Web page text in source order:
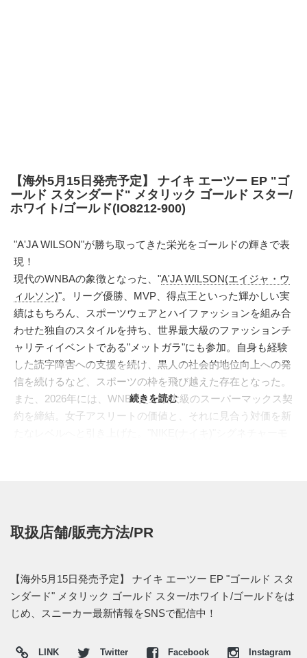
【海外5月15日発売予定】 ナイキ エーツー EP "ゴ
ールド スタンダード" メタリック ゴールド スター/
ホワイト/ゴールド(IO8212-900)
"A'JA WILSON"が勝ち取ってきた栄光をゴールドの輝きで表
現！
現代のWNBAの象徴となった、"A'JA WILSON(エイジャ・ウ
ィルソン)"。リーグ優勝、MVP、得点王といった輝かしい実
績はもちろん、スポーツウェアとハイファッションを組み合
わせた独自のスタイルを持ち、世界最大級のファッションチ
ャリティイベントである"メットガラ"にも参加。自身も経験
した読字障害への支援を続け、黒人の社会的地位向上への発
信を続けるなど、スポーツの枠を飛び越えた存在となった。
また、2026年には、WNBA史上最大級のスーパーマックス契
約を締結。女子アスリートの価値と、それに見合う対価を新
トを採用。年々プレーエリアを広げ、多彩なムーブや鋭いカ
想起させる、煌びやかな一足がスタンバイ。アッパーには、
繊細なスネークスキンの質感を加え、さらにメタリックに輝
くヒールケージをオン。煌めくゴールドのアクセントや、半
がりへ。
続きを読む
取扱店舗/販売方法/PR
【海外5月15日発売予定】 ナイキ エーツー EP "ゴールド スタ
ンダード" メタリック ゴールド スター/ホワイト/ゴールドをは
じめ、スニーカー最新情報をSNSで配信中！
LINK Twitter Facebook Instagram